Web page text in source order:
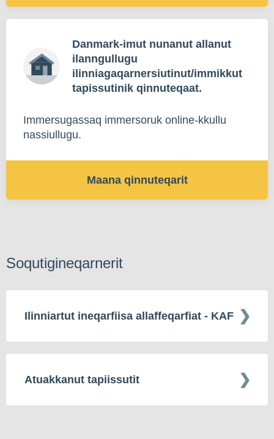
Danmark-imut nunanut allanut
ilanngullugu
ilinniagaqarnersiutinut/immikkut
tapissutinik qinnuteqaat.
Immersugassaq immersoruk online-kkullu
nassiullugu.
Maana qinnuteqarit
Soqutigineqarnerit
Ilinniartut ineqarfiisa allaffeqarfiat - KAF
Atuakkanut tapiissutit